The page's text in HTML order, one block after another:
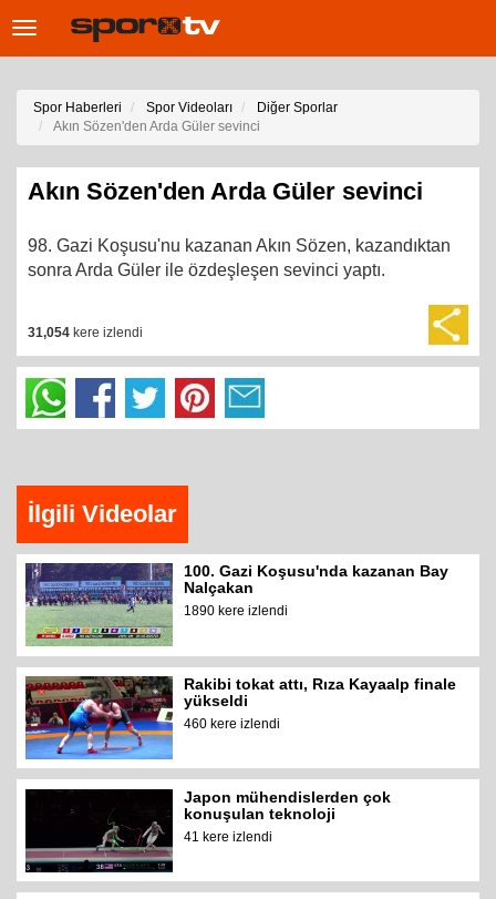
Toggle
Spor Haberleri Spor Videoları
Diğer Sporlar
Akın Sözen'den Arda Güler sevinci
Akın Sözen'den Arda Güler sevinci
98. Gazi Koşusu'nu kazanan Akın Sözen, kazandıktan
sonra Arda Güler ile özdeşleşen sevinci yaptı.
31,054 kere izlendi
İlgili Videolar
100. Gazi Koşusu'nda kazanan Bay
Nalçakan
1890 kere izlendi
Rakibi tokat attı, Rıza Kayaalp finale
yükseldi
460 kere izlendi
Japon mühendislerden çok
konuşulan teknoloji
41 kere izlendi